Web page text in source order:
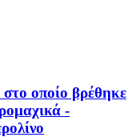
οποίο βρέθηκε
-